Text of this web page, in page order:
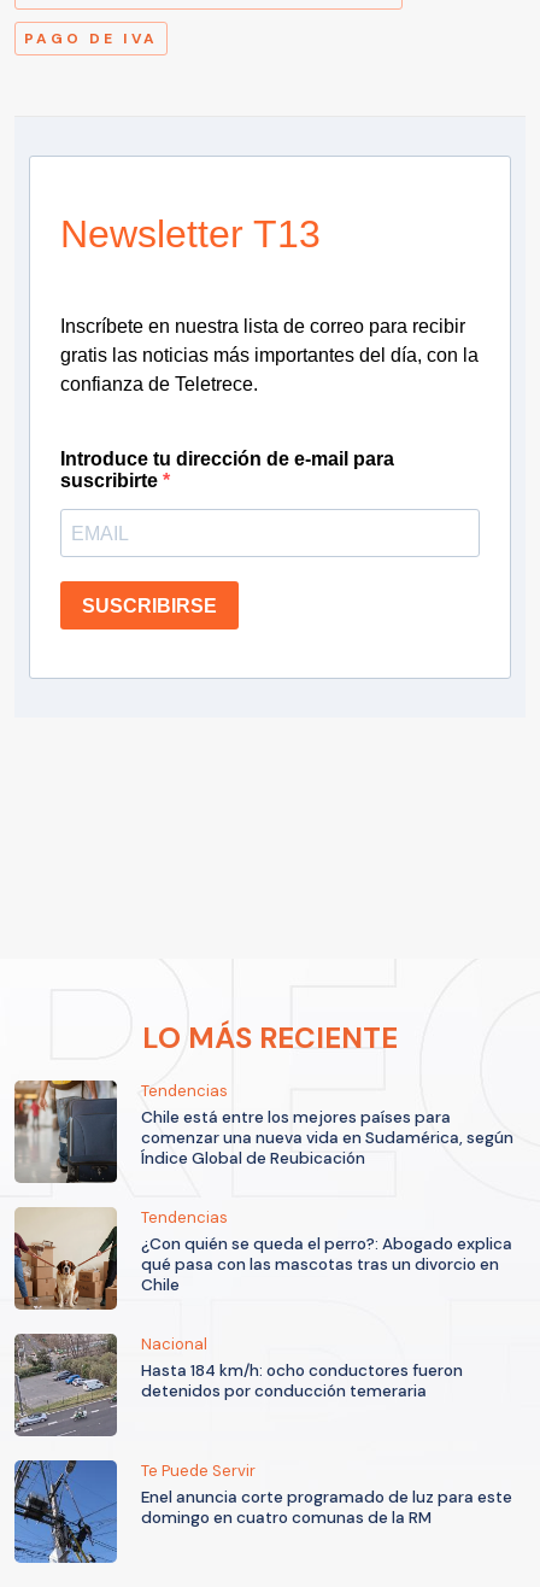
PAGO DE IVA
Newsletter T13
Inscríbete en nuestra lista de correo para recibir
gratis las noticias más importantes del día, con la
confianza de Teletrece.
Introduce tu dirección de e-mail para
suscribirte
SUSCRIBIRSE
LO MÁS RECIENTE
Tendencias
Chile está entre los mejores países para
comenzar una nueva vida en Sudamérica, según
Índice Global de Reubicación
Tendencias
¿Con quién se queda el perro?: Abogado explica
qué pasa con las mascotas tras un divorcio en
Chile
Nacional
Hasta 184 km/h: ocho conductores fueron
detenidos por conducción temeraria
Te Puede Servir
Enel anuncia corte programado de luz para este
domingo en cuatro comunas de la RM